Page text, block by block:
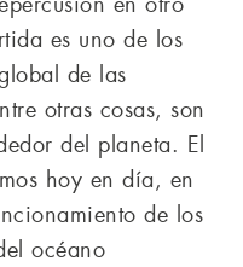
es uno de los
de las
otras cosas, son
del planeta. El
hoy en día, en
de los
océano